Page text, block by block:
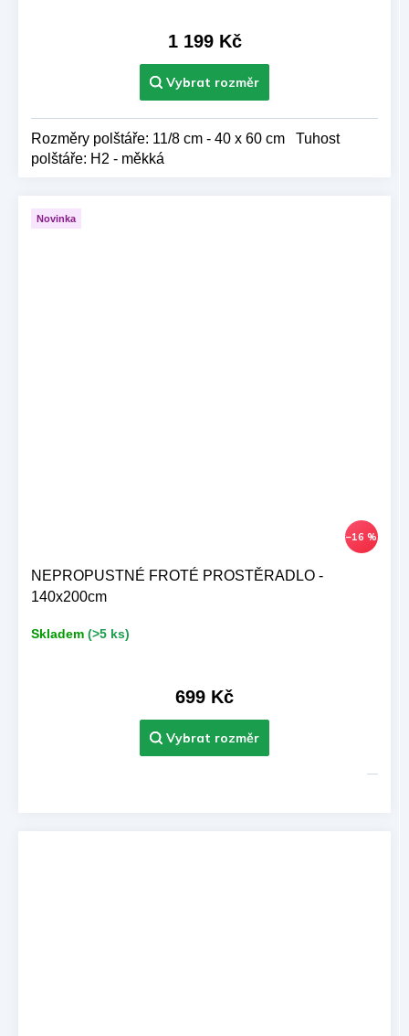
1 199 Kč
Rozměry polštáře: 11/8 cm - 40 x 60 cm Tuhost
polštáře: H2 - měkká
Novinka
–16 %
NEPROPUSTNÉ FROTÉ PROSTĚRADLO -
140x200cm
Skladem (>5 ks)
699 Kč